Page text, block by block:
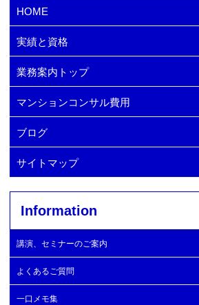
HOME
実績と資格
業務案内トップ
排水管・給水管の更新
増圧ポンプへの交換
マンション管理費削減方法
マンション管理会社変更・手順
マンション理事長の仕事
自主管理マンション
エレベーターの設置
管理費滞納問題の解決支援
大規模修繕コンサルタントの探し方
大規模修繕工事施工業者
建物と設備の簡易診断
大規模Ｂ
大規模修繕委員会の設置
大規模修繕工事実施と工事開始時期
マンションコンサル費用
マンション顧問契約
ブログ
サイトマップ
Information
講演、セミナーのご案内
よくあるご質問
一口メモ集